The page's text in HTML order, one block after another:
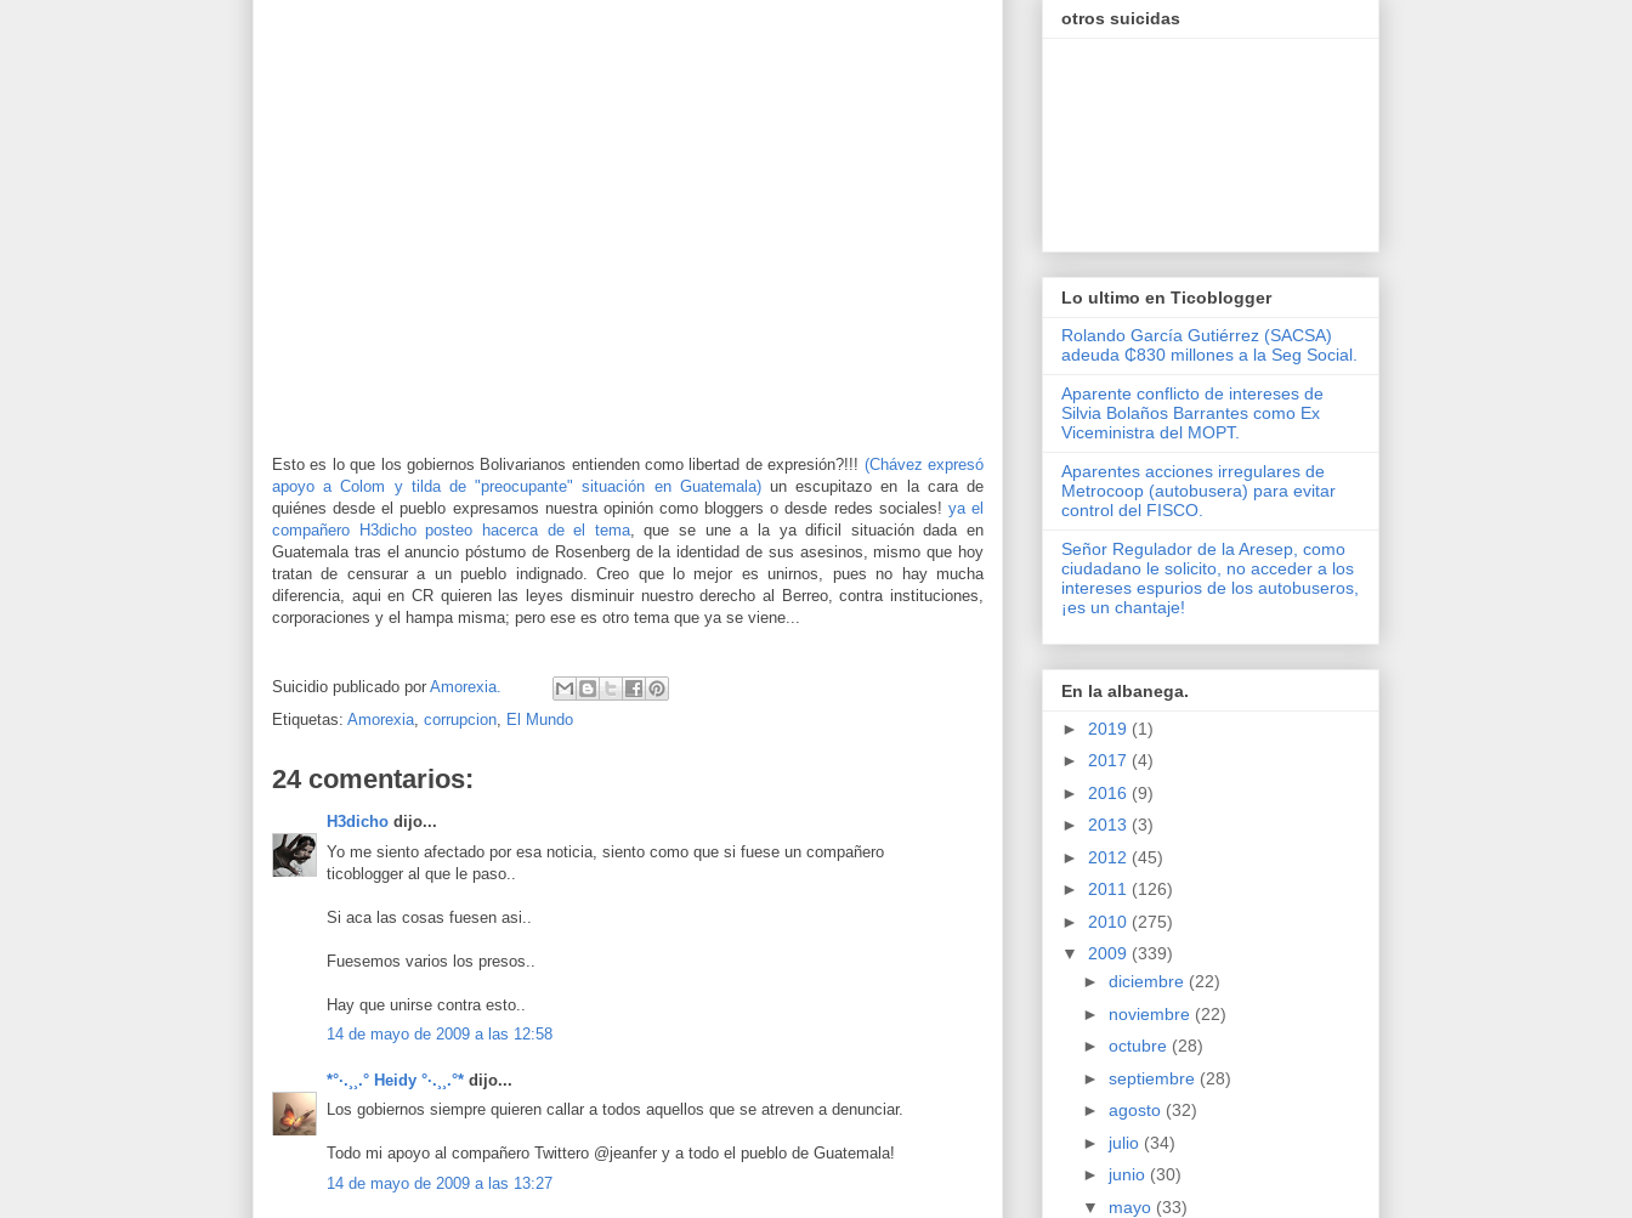
Esto es lo que los gobiernos Bolivarianos entienden como libertad de expresión?!!! (Chávez expresó
apoyo a Colom y tilda de "preocupante" situación en Guatemala) un escupitazo en la cara de
quiénes desde el pueblo expresamos nuestra opinión como bloggers o desde redes sociales! ya el
compañero H3dicho posteo hacerca de el tema, que se une a la ya dificil situación dada en
Guatemala tras el anuncio póstumo de Rosenberg de la identidad de sus asesinos, mismo que hoy
tratan de censurar a un pueblo indignado. Creo que lo mejor es unirnos, pues no hay mucha
diferencia, aqui en CR quieren las leyes disminuir nuestro derecho al Berreo, contra instituciones,
corporaciones y el hampa misma; pero ese es otro tema que ya se viene...
Suicidio publicado por Amorexia.
Etiquetas: Amorexia, corrupcion, El Mundo
24 comentarios:
H3dicho dijo...
Yo me siento afectado por esa noticia, siento como que si fuese un compañero
ticoblogger al que le paso..
Si aca las cosas fuesen asi..
Fuesemos varios los presos..
Hay que unirse contra esto..
14 de mayo de 2009 a las 12:58
*°·.¸¸.° Heidy °·.¸¸.°* dijo...
Los gobiernos siempre quieren callar a todos aquellos que se atreven a denunciar.
Todo mi apoyo al compañero Twittero @jeanfer y a todo el pueblo de Guatemala!
14 de mayo de 2009 a las 13:27
otros suicidas
Lo ultimo en Ticoblogger
Rolando García Gutiérrez (SACSA)
adeuda ₵830 millones a la Seg Social.
Aparente conflicto de intereses de
Silvia Bolaños Barrantes como Ex
Viceministra del MOPT.
Aparentes acciones irregulares de
Metrocoop (autobusera) para evitar
control del FISCO.
Señor Regulador de la Aresep, como
ciudadano le solicito, no acceder a los
intereses espurios de los autobuseros,
¡es un chantaje!
En la albanega.
► 2019 (1)
► 2017 (4)
► 2016 (9)
► 2013 (3)
► 2012 (45)
► 2011 (126)
► 2010 (275)
▼ 2009 (339)
► diciembre (22)
► noviembre (22)
► octubre (28)
► septiembre (28)
► agosto (32)
► julio (34)
► junio (30)
▼ mayo (33)